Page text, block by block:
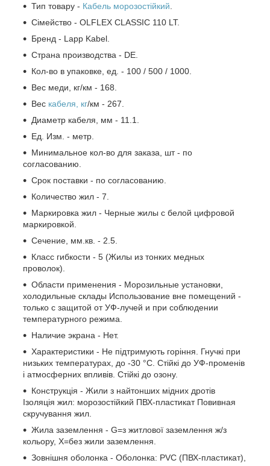
Тип товару - Кабель морозостійкий.
Сімейство - OLFLEX CLASSIC 110 LT.
Бренд - Lapp Kabel.
Страна производства - DE.
Кол-во в упаковке, ед. - 100 / 500 / 1000.
Вес меди, кг/км - 168.
Вес кабеля, кг/км - 267.
Диаметр кабеля, мм - 11.1.
Ед. Изм. - метр.
Минимальное кол-во для заказа, шт - по
согласованию.
Срок поставки - по согласованию.
Количество жил - 7.
Маркировка жил - Черные жилы с белой цифровой
маркировкой.
Сечение, мм.кв. - 2.5.
Класс гибкости - 5 (Жилы из тонких медных
проволок).
Области применения - Морозильные установки,
холодильные склады Использование вне помещений -
только с защитой от УФ-лучей и при соблюдении
температурного режима.
Наличие экрана - Нет.
Характеристики - Не підтримують горіння. Гнучкі при
низьких температурах, до -30 °C. Стійкі до УФ-променів
і атмосферних впливів. Стійкі до озону.
Конструкція - Жили з найтонших мідних дротів
Ізоляція жил: морозостійкий ПВХ-пластикат Повивная
скручування жил.
Жила заземлення - G=з житлової заземлення ж/з
кольору, Х=без жили заземлення.
Зовнішня оболонка - Оболонка: PVC (ПВХ-пластикат),